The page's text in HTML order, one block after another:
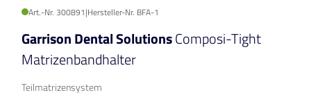
Art.-Nr. 300891|Hersteller-Nr. BFA-1
Garrison Dental SolutionsComposi-Tight
Matrizenbandhalter
Teilmatrizensystem